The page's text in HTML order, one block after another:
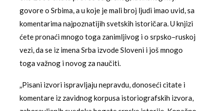
govore o Srbima, a u koje je mali broj ljudi imao uvid, sa
komentarima najpoznatijih svetskih istoričara. U knjizi
ćete pronaći mnogo toga zanimljivog i o srpsko–ruskoj
vezi, da se iz imena Srba izvode Sloveni i još mnogo
toga važnog i novog za naučiti.
„Pisani izvori ispravljaju nepravdu, donoseći citate i
komentare iz zavidnog korpusa istoriografskih izvora,